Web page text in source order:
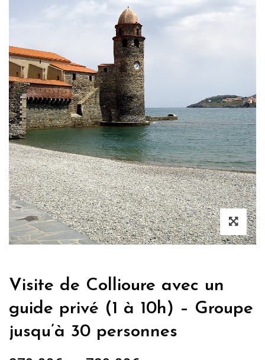
Visite de Collioure avec un
guide privé (1 à 10h) – Groupe
jusqu’à 30 personnes